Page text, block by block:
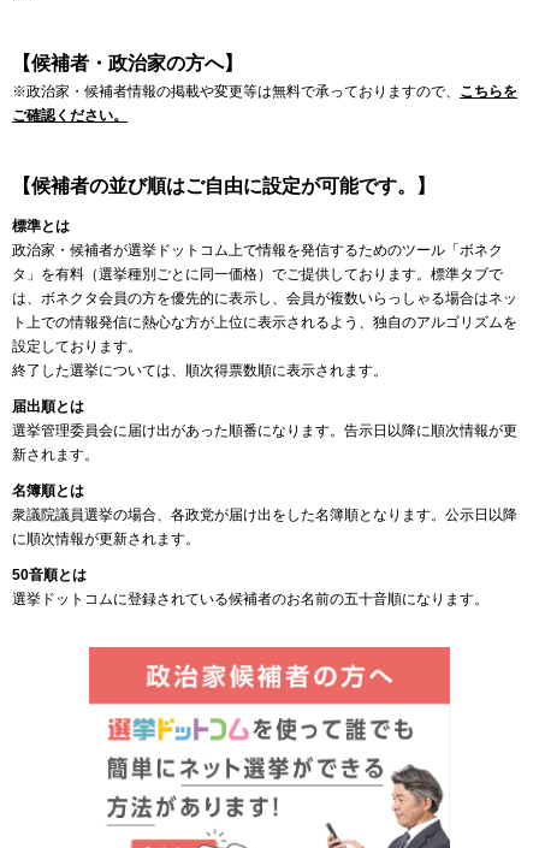
【候補者・政治家の方へ】
※政治家・候補者情報の掲載や変更等は無料で承っておりますので、 こちらを
ご確認ください。
【候補者の並び順はご自由に設定が可能です。】
標準とは
政治家・候補者が選挙ドットコム上で情報を発信するためのツール「ボネク
タ」を有料（選挙種別ごとに同一価格）でご提供しております。標準タブで
は、ボネクタ会員の方を優先的に表示し、会員が複数いらっしゃる場合はネッ
ト上での情報発信に熱心な方が上位に表示されるよう、独自のアルゴリズムを
設定しております。
終了した選挙については、順次得票数順に表示されます。
届出順とは
選挙管理委員会に届け出があった順番になります。告示日以降に順次情報が更
新されます。
名簿順とは
衆議院議員選挙の場合、各政党が届け出をした名簿順となります。公示日以降
に順次情報が更新されます。
50音順とは
選挙ドットコムに登録されている候補者のお名前の五十音順になります。